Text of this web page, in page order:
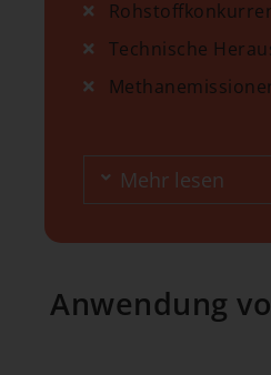
Technische
Mehr lesen
Anwendung